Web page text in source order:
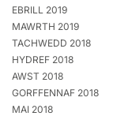
EBRILL 2019
MAWRTH 2019
TACHWEDD 2018
HYDREF 2018
AWST 2018
GORFFENNAF 2018
MAI 2018